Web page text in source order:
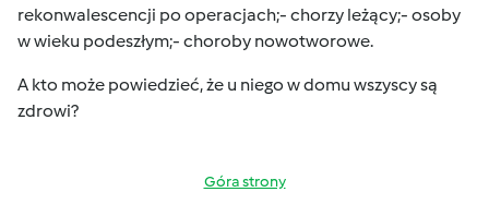
rekonwalescencji po operacjach;- chorzy leżący;- osoby
w wieku podeszłym;- choroby nowotworowe.
A kto może powiedzieć, że u niego w domu wszyscy są
zdrowi?
Góra strony